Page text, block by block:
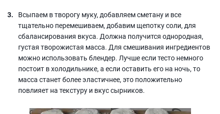
Всыпаем в творогу муку, добавляем сметану и все
тщательно перемешиваем, добавим щепотку соли, для
сбалансирования вкуса. Должна получится однородная,
густая творожистая масса. Для смешивания ингредиентов
можно использовать блендер. Лучше если тесто немного
постоит в холодильнике, а если оставить его на ночь, то
масса станет более эластичнее, это положительно
повлияет на текстуру и вкус сырников.